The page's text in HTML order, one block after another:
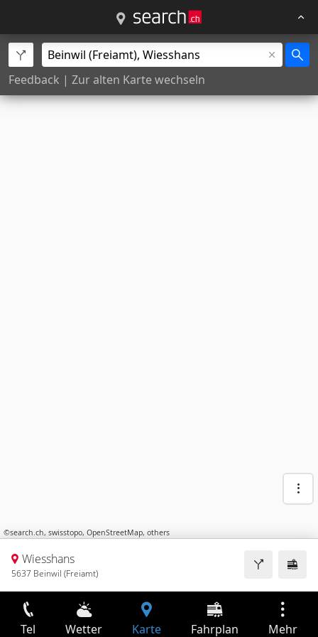
Feedback | Zur alten Karte wechseln
©search.ch, swisstopo, OpenStreetMap, others
Wiesshans
5637 Beinwil (Freiamt)
Tel Wetter Karte Fahrplan Mehr